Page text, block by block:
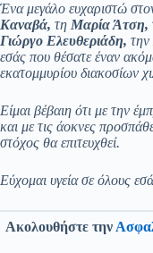
Ένα μεγάλο ευχαριστώ
Καναβά, τη Μαρία Άτση,
Γιώργο Ελευθεριάδη, την
εσάς που θέσατε έναν
εκατομμυρίου διακοσίων
Είμαι βέβαιη ότι με την
και με τις άοκνες
στόχος θα επιτευχθεί.
Εύχομαι υγεία σε όλους
Ακολουθήστε την